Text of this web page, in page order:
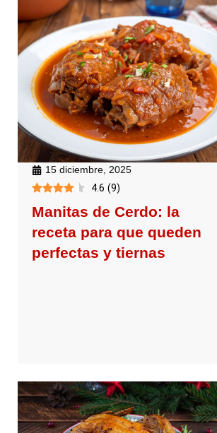
15 diciembre, 2025
4.6 (9)
Manitas de Cerdo: la
receta para que queden
perfectas y tiernas